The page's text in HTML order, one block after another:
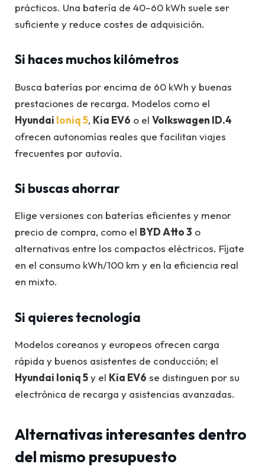
prácticos. Una batería de 40–60 kWh suele ser
suficiente y reduce costes de adquisición.
Si haces muchos kilómetros
Busca baterías por encima de 60 kWh y buenas
prestaciones de recarga. Modelos como el
Hyundai Ioniq 5, Kia EV6 o el Volkswagen ID.4
ofrecen autonomías reales que facilitan viajes
frecuentes por autovía.
Si buscas ahorrar
Elige versiones con baterías eficientes y menor
precio de compra, como el BYD Atto 3 o
alternativas entre los compactos eléctricos. Fíjate
en el consumo kWh/100 km y en la eficiencia real
en mixto.
Si quieres tecnología
Modelos coreanos y europeos ofrecen carga
rápida y buenos asistentes de conducción; el
Hyundai Ioniq 5y el Kia EV6 se distinguen por su
electrónica de recarga y asistencias avanzadas.
Alternativas interesantes dentro
del mismo presupuesto